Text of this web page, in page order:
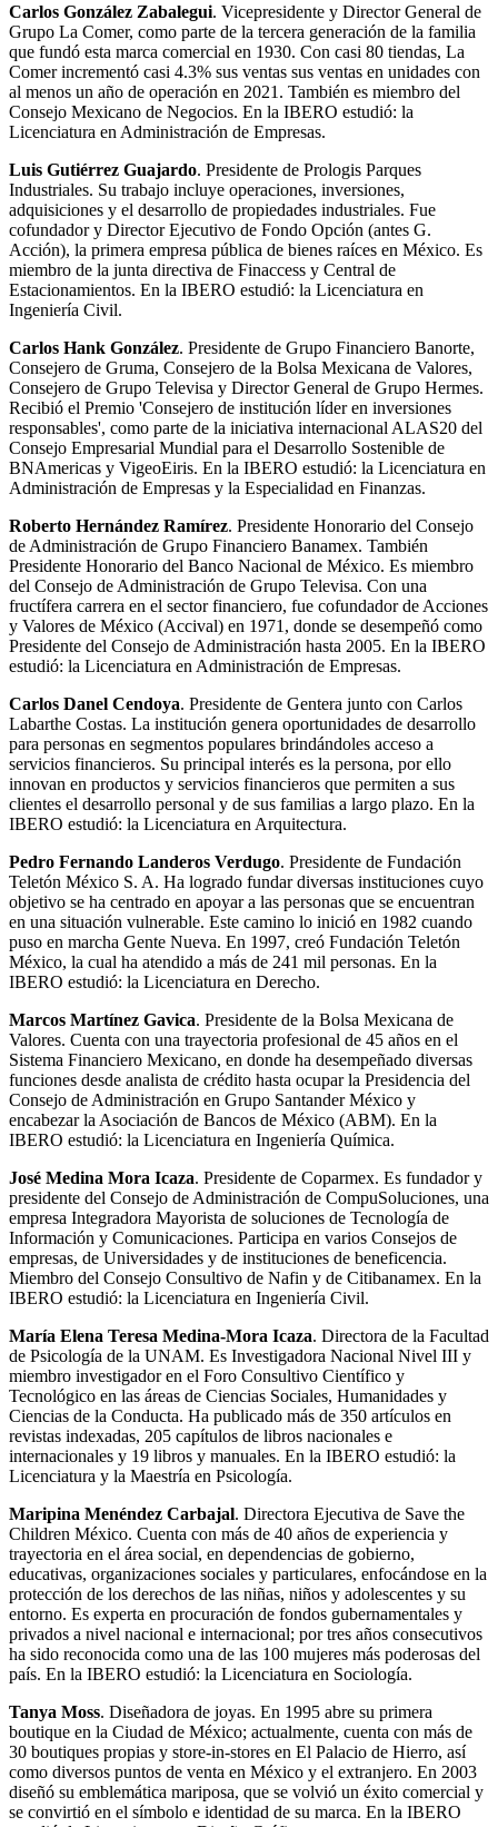
Carlos González Zabalegui. Vicepresidente y Director General de
Grupo La Comer, como parte de la tercera generación de la familia
que fundó esta marca comercial en 1930. Con casi 80 tiendas, La
Comer incrementó casi 4.3% sus ventas sus ventas en unidades con
al menos un año de operación en 2021. También es miembro del
Consejo Mexicano de Negocios. En la IBERO estudió: la
Licenciatura en Administración de Empresas.
Luis Gutiérrez Guajardo. Presidente de Prologis Parques
Industriales. Su trabajo incluye operaciones, inversiones,
adquisiciones y el desarrollo de propiedades industriales. Fue
cofundador y Director Ejecutivo de Fondo Opción (antes G.
Acción), la primera empresa pública de bienes raíces en México. Es
miembro de la junta directiva de Finaccess y Central de
Estacionamientos. En la IBERO estudió: la Licenciatura en
Ingeniería Civil.
Carlos Hank González. Presidente de Grupo Financiero Banorte,
Consejero de Gruma, Consejero de la Bolsa Mexicana de Valores,
Consejero de Grupo Televisa y Director General de Grupo Hermes.
Recibió el Premio 'Consejero de institución líder en inversiones
responsables', como parte de la iniciativa internacional ALAS20 del
Consejo Empresarial Mundial para el Desarrollo Sostenible de
BNAmericas y VigeoEiris. En la IBERO estudió: la Licenciatura en
Administración de Empresas y la Especialidad en Finanzas.
Roberto Hernández Ramírez. Presidente Honorario del Consejo
de Administración de Grupo Financiero Banamex. También
Presidente Honorario del Banco Nacional de México. Es miembro
del Consejo de Administración de Grupo Televisa. Con una
fructífera carrera en el sector financiero, fue cofundador de Acciones
y Valores de México (Accival) en 1971, donde se desempeñó como
Presidente del Consejo de Administración hasta 2005. En la IBERO
estudió: la Licenciatura en Administración de Empresas.
Carlos Danel Cendoya. Presidente de Gentera junto con Carlos
Labarthe Costas. La institución genera oportunidades de desarrollo
para personas en segmentos populares brindándoles acceso a
servicios financieros. Su principal interés es la persona, por ello
innovan en productos y servicios financieros que permiten a sus
clientes el desarrollo personal y de sus familias a largo plazo. En la
IBERO estudió: la Licenciatura en Arquitectura.
Pedro Fernando Landeros Verdugo. Presidente de Fundación
Teletón México S. A. Ha logrado fundar diversas instituciones cuyo
objetivo se ha centrado en apoyar a las personas que se encuentran
en una situación vulnerable. Este camino lo inició en 1982 cuando
puso en marcha Gente Nueva. En 1997, creó Fundación Teletón
México, la cual ha atendido a más de 241 mil personas. En la
IBERO estudió: la Licenciatura en Derecho.
Marcos Martínez Gavica. Presidente de la Bolsa Mexicana de
Valores. Cuenta con una trayectoria profesional de 45 años en el
Sistema Financiero Mexicano, en donde ha desempeñado diversas
funciones desde analista de crédito hasta ocupar la Presidencia del
Consejo de Administración en Grupo Santander México y
encabezar la Asociación de Bancos de México (ABM). En la
IBERO estudió: la Licenciatura en Ingeniería Química.
José Medina Mora Icaza. Presidente de Coparmex. Es fundador y
presidente del Consejo de Administración de CompuSoluciones, una
empresa Integradora Mayorista de soluciones de Tecnología de
Información y Comunicaciones. Participa en varios Consejos de
empresas, de Universidades y de instituciones de beneficencia.
Miembro del Consejo Consultivo de Nafin y de Citibanamex. En la
IBERO estudió: la Licenciatura en Ingeniería Civil.
María Elena Teresa Medina-Mora Icaza. Directora de la Facultad
de Psicología de la UNAM. Es Investigadora Nacional Nivel III y
miembro investigador en el Foro Consultivo Científico y
Tecnológico en las áreas de Ciencias Sociales, Humanidades y
Ciencias de la Conducta. Ha publicado más de 350 artículos en
revistas indexadas, 205 capítulos de libros nacionales e
internacionales y 19 libros y manuales. En la IBERO estudió: la
Licenciatura y la Maestría en Psicología.
Maripina Menéndez Carbajal. Directora Ejecutiva de Save the
Children México. Cuenta con más de 40 años de experiencia y
trayectoria en el área social, en dependencias de gobierno,
educativas, organizaciones sociales y particulares, enfocándose en la
protección de los derechos de las niñas, niños y adolescentes y su
entorno. Es experta en procuración de fondos gubernamentales y
privados a nivel nacional e internacional; por tres años consecutivos
ha sido reconocida como una de las 100 mujeres más poderosas del
país. En la IBERO estudió: la Licenciatura en Sociología.
Tanya Moss. Diseñadora de joyas. En 1995 abre su primera
boutique en la Ciudad de México; actualmente, cuenta con más de
30 boutiques propias y store-in-stores en El Palacio de Hierro, así
como diversos puntos de venta en México y el extranjero. En 2003
diseñó su emblemática mariposa, que se volvió un éxito comercial y
se convirtió en el símbolo e identidad de su marca. En la IBERO